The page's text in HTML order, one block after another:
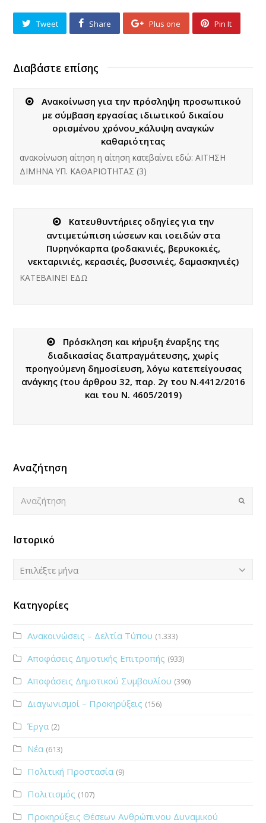
Tweet Share Plus one Pin It
Διαβάστε επίσης
Ανακοίνωση για την πρόσληψη προσωπικού
με σύμβαση εργασίας ιδιωτικού δικαίου
ορισμένου χρόνου_κάλυψη αναγκών
καθαριότητας
ανακοίνωση αίτηση η αίτηση κατεβαίνει εδώ: ΑΙΤΗΣΗ
ΔΙΜΗΝΑ ΥΠ. ΚΑΘΑΡΙΟΤΗΤΑΣ (3)
Κατευθυντήριες οδηγίες για την
αντιμετώπιση ιώσεων και ιοειδών στα
Πυρηνόκαρπα (ροδακινιές, βερυκοκιές,
νεκταρινιές, κερασιές, βυσσινιές, δαμασκηνιές)
ΚΑΤΕΒΑΙΝΕΙ ΕΔΩ
Πρόσκληση και κήρυξη έναρξης της
διαδικασίας διαπραγμάτευσης, χωρίς
προηγούμενη δημοσίευση, λόγω κατεπείγουσας
ανάγκης (του άρθρου 32, παρ. 2γ του Ν.4412/2016
και του Ν. 4605/2019)
Αναζήτηση
Submit
Ιστορικό
Ιστορικό
Επιλέξτε μήνα
Κατηγορίες
Ανακοινώσεις – Δελτία Τύπου (1.333)
Αποφάσεις Δημοτικής Επιτροπής (933)
Αποφάσεις Δημοτικού Συμβουλίου (390)
Διαγωνισμοί – Προκηρύξεις (156)
Έργα (2)
Νέα (613)
Πολιτική Προστασία (9)
Πολιτισμός (107)
Προκηρύξεις Θέσεων Ανθρώπινου Δυναμικού